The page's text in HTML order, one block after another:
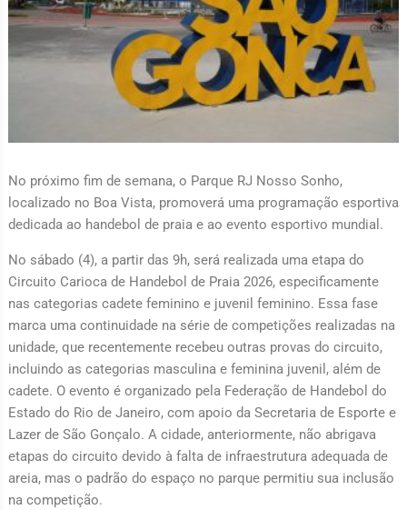
No próximo fim de semana, o Parque RJ Nosso Sonho,
localizado no Boa Vista, promoverá uma programação esportiva
dedicada ao handebol de praia e ao evento esportivo mundial.
No sábado (4), a partir das 9h, será realizada uma etapa do
Circuito Carioca de Handebol de Praia 2026, especificamente
nas categorias cadete feminino e juvenil feminino. Essa fase
marca uma continuidade na série de competições realizadas na
unidade, que recentemente recebeu outras provas do circuito,
incluindo as categorias masculina e feminina juvenil, além de
cadete. O evento é organizado pela Federação de Handebol do
Estado do Rio de Janeiro, com apoio da Secretaria de Esporte e
Lazer de São Gonçalo. A cidade, anteriormente, não abrigava
etapas do circuito devido à falta de infraestrutura adequada de
areia, mas o padrão do espaço no parque permitiu sua inclusão
na competição.